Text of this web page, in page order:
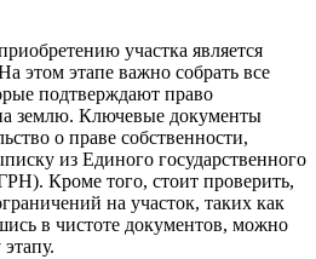
участка является
этом этапе важно собрать все
подтверждают право
землю. Ключевые документы
о праве собственности,
из Единого государственного
Кроме того, стоит проверить,
на участок, таких как
в чистоте документов, можно